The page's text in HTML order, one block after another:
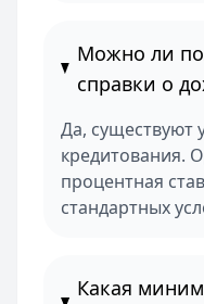
Можно ли
справки о
Да,
кредитования.
процентная
стандартных
Какая